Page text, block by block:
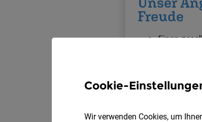
Cookie-
Wir verwenden Cookies, um